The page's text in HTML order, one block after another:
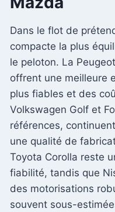
Dans le flot de
compacte la plus
le peloton. La
offrent une meilleure
plus fiables et des
Volkswagen Golf et
références,
une qualité de
Toyota Corolla reste
fiabilité, tandis que
des motorisations
souvent sous-